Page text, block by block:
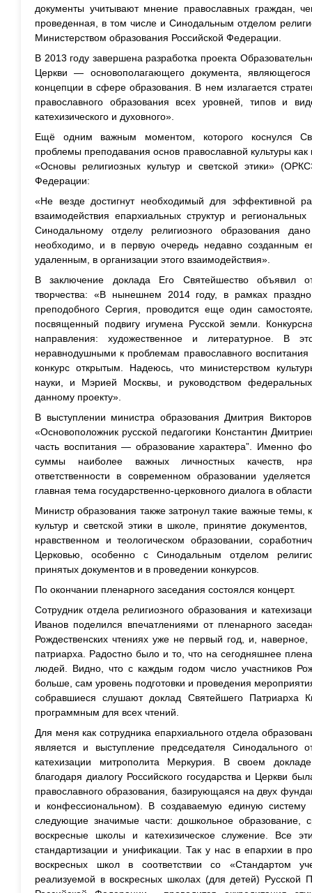
документы учитывают мнение православных граждан,
проведенная, в том числе и Синодальным отделом
Министерством образования Российской Федерации.
В 2013 году завершена разработка проекта
Церкви — основополагающего документа,
концепции в сфере образования. В нем излагается
православного образования всех уровней, типов и
катехизического и духовного».
Ещё одним важным моментом, которого коснулся
проблемы преподавания основ православной культуры как
«Основы религиозных культур и светской этики»
Федерации:
«Не везде достигнут необходимый для эффективной
взаимодействия епархиальных структур и
Синодальному отделу религиозного образования
необходимо, и в первую очередь недавно созданным
удаленным, в организации этого взаимодействия».
В заключение доклада Его Святейшество объявил
творчества: «В нынешнем 2014 году, в рамках
преподобного Сергия, проводится еще один
посвященный подвигу игумена Русской земли.
направления: художественное и литературное. В
неравнодушными к проблемам православного
конкурс открытым. Надеюсь, что министерством
науки, и Мэрией Москвы, и руководством федеральных
данному проекту».
В выступлении министра образования Дмитрия
«Основоположник русской педагогики Константин
часть воспитания — образование характера”. Именно
суммы наиболее важных личностных качеств,
ответственности в современном образовании
главная тема государственно-церковного диалога в
Министр образования также затронул такие важные темы,
культур и светской этики в школе, принятие
нравственном и теологическом образовании,
Церковью, особенно с Синодальным отделом
принятых документов и в проведении конкурсов.
По окончании пленарного заседания состоялся концерт.
Сотрудник отдела религиозного образования и
Иванов поделился впечатлениями от пленарного
Рождественских чтениях уже не первый год, и,
патриарха. Радостно было и то, что на сегодняшнее
людей. Видно, что с каждым годом число участников
больше, сам уровень подготовки и проведения
собравшиеся слушают доклад Святейшего Патриарха
программным для всех чтений.
Для меня как сотрудника епархиального отдела
является и выступление председателя Синодального
катехизации митрополита Меркурия. В своем
благодаря диалогу Российского государства и Церкви
православного образования, базирующаяся на двух
и конфессиональном). В создаваемую единую систему
следующие значимые части: дошкольное образование,
воскресные школы и катехизическое служение. Все
стандартизации и унификации. Так у нас в епархии в
воскресных школ в соответствии со «Стандартом
реализуемой в воскресных школах (для детей) Русской